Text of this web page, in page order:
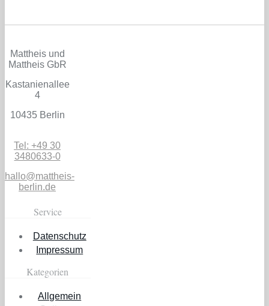
Mattheis und
Mattheis GbR
Kastanienallee
4
10435 Berlin
Tel: +49 30
3480633-0
hallo@mattheis-
berlin.de
Service
Datenschutz
Impressum
Kategorien
Allgemein